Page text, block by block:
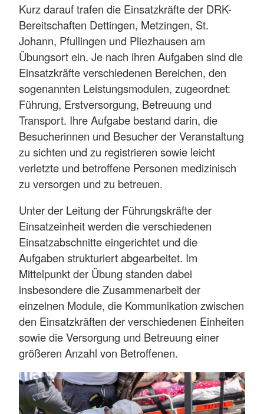
Kurz darauf trafen die Einsatzkräfte der DRK-
Bereitschaften Dettingen, Metzingen, St.
Johann, Pfullingen und Pliezhausen am
Übungsort ein. Je nach ihren Aufgaben sind die
Einsatzkräfte verschiedenen Bereichen, den
sogenannten Leistungsmodulen, zugeordnet:
Führung, Erstversorgung, Betreuung und
Transport. Ihre Aufgabe bestand darin, die
Besucherinnen und Besucher der Veranstaltung
zu sichten und zu registrieren sowie leicht
verletzte und betroffene Personen medizinisch
zu versorgen und zu betreuen.
Unter der Leitung der Führungskräfte der
Einsatzeinheit werden die verschiedenen
Einsatzabschnitte eingerichtet und die
Aufgaben strukturiert abgearbeitet. Im
Mittelpunkt der Übung standen dabei
insbesondere die Zusammenarbeit der
einzelnen Module, die Kommunikation zwischen
den Einsatzkräften der verschiedenen Einheiten
sowie die Versorgung und Betreuung einer
größeren Anzahl von Betroffenen.